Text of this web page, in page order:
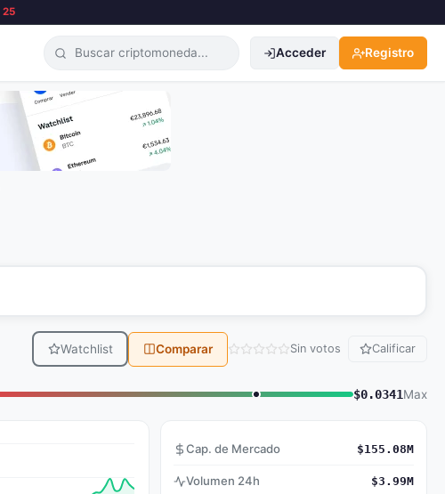
25
Acceder Registro
Watchlist Comparar Sin votos Calificar
$0.0341Max
Cap. de Mercado $155.08M
Volumen 24h $3.99M